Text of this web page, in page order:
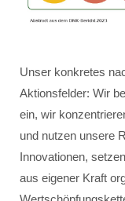
Unser konkretes
Aktionsfelder: Wir
ein, wir
und nutzen unsere
Innovationen,
aus eigener Kraft